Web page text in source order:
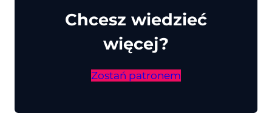
Chcesz wiedzieć
więcej?
Zostań patronem